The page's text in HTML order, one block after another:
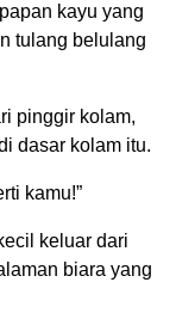
kayu yang
tulang belulang
pinggir kolam,
dasar kolam itu.
kamu!”
keluar dari
biara yang